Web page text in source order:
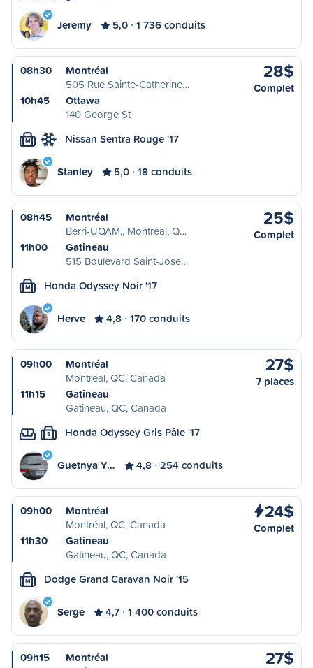
Jeremy 5,0 1 736 conduits
08h30
Montréal
505 Rue Sainte-Catherine…
10h45
Ottawa
140 George St
28$
Complet
M Nissan Sentra Rouge '17
Stanley 5,0 18 conduits
08h45
Montréal
Berri-UQAM,, Montreal, Q…
11h00
Gatineau
515 Boulevard Saint-Jose…
25$
Complet
M Honda Odyssey Noir '17
Herve 4,8 170 conduits
09h00
Montréal
Montréal, QC, Canada
11h15
Gatineau
Gatineau, QC, Canada
27$
7 places
S Honda Odyssey Gris Pâle '17
Guetnya Y… 4,8 254 conduits
09h00
Montréal
Montréal, QC, Canada
11h30
Gatineau
Gatineau, QC, Canada
24$
Complet
M Dodge Grand Caravan Noir '15
Serge 4,7 1 400 conduits
09h15
Montréal
27$